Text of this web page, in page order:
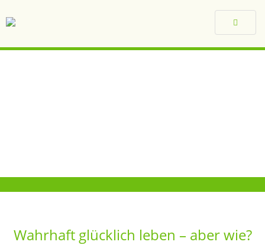
Toggle
Wahrhaft glücklich leben – aber wie?